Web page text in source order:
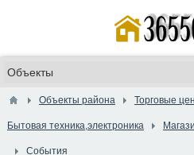
Объекты района Торговые
Бытовая техника,электроника
События